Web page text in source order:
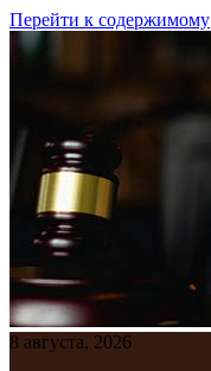
Перейти к содержимому
8 августа, 2026